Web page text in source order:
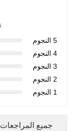
5 النجوم
4 النجوم
3 النجوم
2 النجوم
1 النجوم
جميع المراجعات